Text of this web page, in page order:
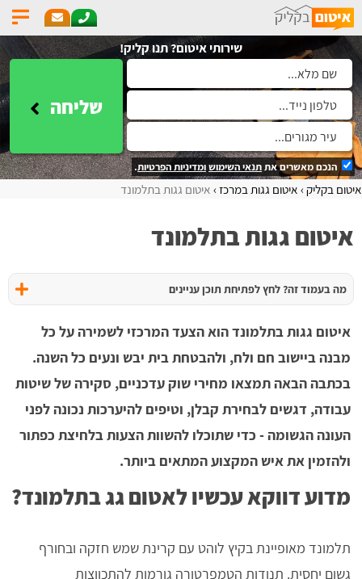
שירותי איטום? תנו קליק!
שליחה
הנכם מאשרים אתתנאי השימושומדיניות הפרטיות.
איטום בקליק איטום גגות במרכז איטום גגות בתלמונד
איטום גגות בתלמונד
מה בעמוד זה? לחץ לפתיחת תוכן עניינים
איטום גגות בתלמונד הוא הצעד המרכזי לשמירה על כל
מבנה ביישוב חם ולח, ולהבטחת בית יבש ונעים כל השנה.
בכתבה הבאה תמצאו מחירי שוק עדכניים, סקירה של שיטות
עבודה, דגשים לבחירת קבלן, וטיפים להיערכות נכונה לפני
העונה הגשומה - כדי שתוכלו להשוות הצעות בלחיצת כפתור
ולהזמין את איש המקצוע המתאים ביותר.
מדוע דווקא עכשיו לאטום גג בתלמונד?
תלמונד מאופיינת בקיץ לוהט עם קרינת שמש חזקה ובחורף
גשום יחסית. תנודות הטמפרטורה גורמות להתכווצות